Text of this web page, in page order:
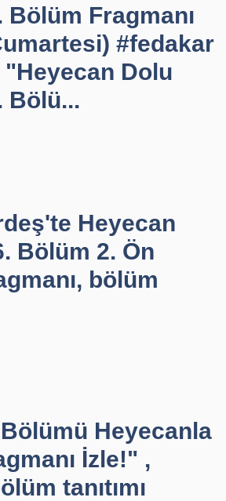
Bölüm Fragmanı
#fedakar
Dolu
Bölü...
Heyecan
Bölüm 2. Ön
bölüm
Heyecanla
İzle!" ,
tanıtımı